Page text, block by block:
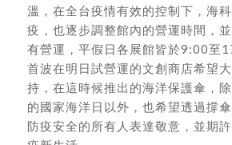
溫，在全台疫情有效的控制下，海
疫，也逐步調整館內的營運時間，
有營運，平假日各展館皆於9:00至
首波在明日試營運的文創商店希望
持，在這時候推出的海洋保護傘，
的國家海洋日以外，也希望透過撐
防疫安全的所有人表達敬意，並期